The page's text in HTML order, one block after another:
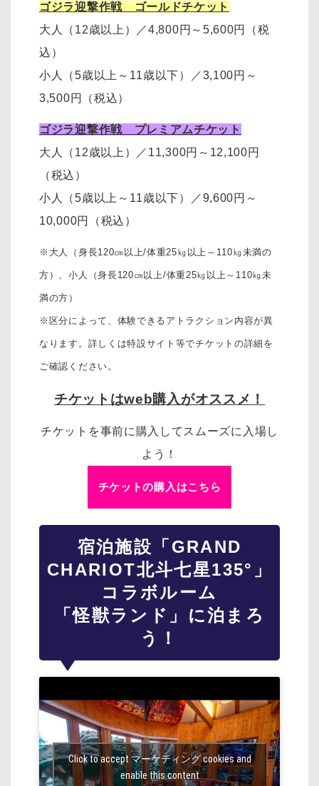
ゴジラ迎撃作戦 ゴールドチケット
大人（12歳以上）
／4,800円～5,600円（税
込）
小人（5歳以上～11歳以下）
／3,100円～
3,500円
（税込）
ゴジラ迎撃作戦 プレミアムチケット
大人（12歳以上）
／11,300円～12,100円
（税込）
小人（5歳以上～11歳以下）
／9,600円～
10,000円
（税込）
※大人（身長120㎝以上/体重25㎏以上～110㎏未満の
方）、小人（身長120㎝以上/体重25㎏以上～110㎏未
満の方）
※区分によって、体験できるアトラクション内容が異
なります。詳しくは特設サイト等でチケットの詳細を
ご確認ください。
チケットはweb購入がオススメ！
チケットを事前に購入してスムーズに入場し
よう！
チケットの購入はこちら
宿泊施設「GRAND
CHARIOT北斗七星135°」
コラボルーム
「怪獣ランド」に泊まろ
う！
Click to accept マーケティング cookies and
enable this content